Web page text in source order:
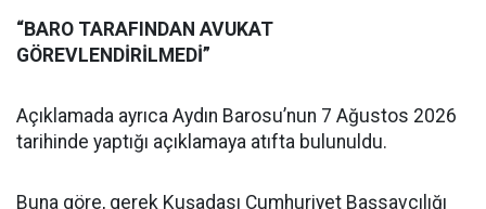
“BARO TARAFINDAN AVUKAT
GÖREVLENDİRİLMEDİ”
Açıklamada ayrıca Aydın Barosu’nun 7 Ağustos 2026
tarihinde yaptığı açıklamaya atıfta bulunuldu.
Buna göre, gerek Kuşadası Cumhuriyet Başsavcılığı